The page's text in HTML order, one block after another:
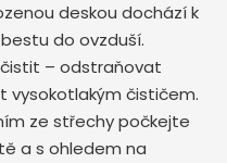
deskou dochází k
do ovzduší.
– odstraňovat
vysokotlakým čističem.
ze střechy počkejte
a s ohledem na